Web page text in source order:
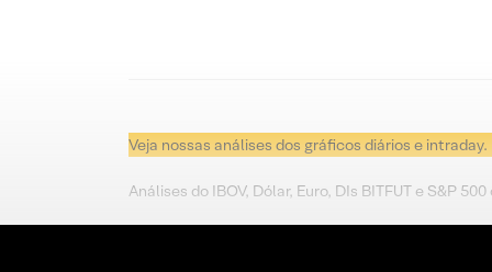
Veja nossas análises dos gráficos diários e intraday.
Análises do IBOV, Dólar, Euro, DIs BITFUT e S&P